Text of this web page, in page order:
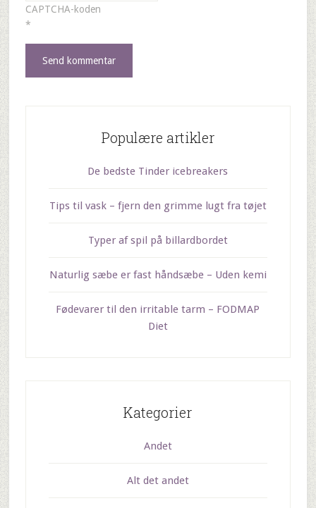
CAPTCHA-koden
*
Populære artikler
De bedste Tinder icebreakers
Tips til vask – fjern den grimme lugt fra tøjet
Typer af spil på billardbordet
Naturlig sæbe er fast håndsæbe – Uden kemi
Fødevarer til den irritable tarm – FODMAP
Diet
Kategorier
Andet
Alt det andet